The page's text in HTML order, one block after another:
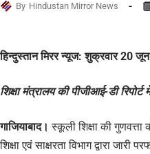
By Hindustan Mirror News
हिन्दुस्तान मिरर न्यूज: शुक्रवार 20
शिक्षा मंत्रालय की पीजीआई-डी
गाजियाबाद।स्कूली शिक्षा की
शिक्षा एवं साक्षरता विभाग द्वारा जारी